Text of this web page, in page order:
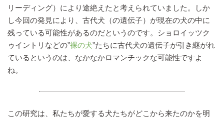
リーディング）により途絶えたと考えられていました。しか
し今回の発見により、古代犬（の遺伝子）が現在の犬の中に
残っている可能性があるのだというのです。ショロイッツク
ゥイントリなどの”裸の犬”たちに古代犬の遺伝子が引き継がれ
ているというのは、なかなかロマンチックな可能性ですよ
ね。
この研究は、私たちが愛する犬たちがどこから来たのかを明